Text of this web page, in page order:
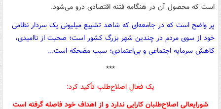
است که محصول آن در هنگامه فتنه اقتصادی درو می‌شود.
پر واضح است که در جامعه‌ای که شاهد تشییع میلیونی یک سردار نظامی
خود از سوی مردم در چندین شهر بزرگ کشور است؛ صحبت از ناامیدی،
کاهش سرمایه اجتماعی و بی‌اعتمادی؛ سبب مضحکه است...
***
یک فعال اصلاح‌طلب تأکید کرد:
شورایعالی اصلاح‌طلبان کارایی ندارد و از اهداف خود فاصله گرفته است